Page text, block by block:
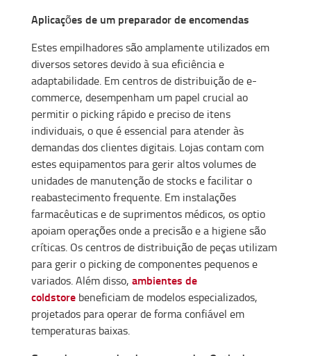
Aplicações de um preparador de encomendas
Estes empilhadores são amplamente utilizados em
diversos setores devido à sua eficiência e
adaptabilidade. Em centros de distribuição de e-
commerce, desempenham um papel crucial ao
permitir o picking rápido e preciso de itens
individuais, o que é essencial para atender às
demandas dos clientes digitais. Lojas contam com
estes equipamentos para gerir altos volumes de
unidades de manutenção de stocks e facilitar o
reabastecimento frequente. Em instalações
farmacêuticas e de suprimentos médicos, os optio
apoiam operações onde a precisão e a higiene são
críticas. Os centros de distribuição de peças utilizam
para gerir o picking de componentes pequenos e
variados. Além disso, ambientes de
coldstore beneficiam de modelos especializados,
projetados para operar de forma confiável em
temperaturas baixas.